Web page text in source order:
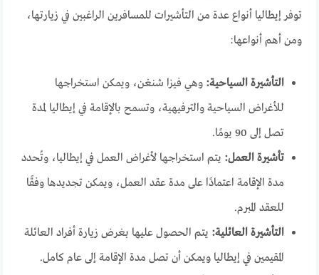
توفر إيطاليا أنواع عدة من التأشيرات للمسافرين الراغبين في زيارتها،
ومن أهم أنواعها:
التأشيرة السياحية: وهي فيزا شنغن، ويمكن استخراجها
للأغراض السياحية والترفيهية، وتسمح بالإقامة في إيطاليا لمدة
تصل إلى 90 يومًا.
تأشيرة العمل: يتم استخراجها لأغراض العمل في إيطاليا، وتُحدد
مدة الإقامة اعتمادًا على مدة عقد العمل، ويمكن تجديدها وفقًا
للعقد المبرم.
التأشيرة العائلية: يتم الحصول عليها بغرض زيارة أفراد العائلة
المقيمين في إيطاليا ويمكن أن تصل مدة الإقامة إلى عام كامل.